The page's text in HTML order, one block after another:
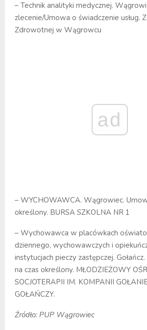
– Technik analityki medycznej.
zlecenie/Umowa o świadczenie usług.
Zdrowotnej w Wągrowcu
ad
– WYCHOWAWCA. Wągrowiec.
określony. BURSA SZKOLNA NR 1
– Wychowawca w placówkach
dziennego, wychowawczych i
instytucjach pieczy zastępczej.
na czas określony. MŁODZIEŻOWY
SOCJOTERAPII IM. KOMPANII
GOŁAŃCZY.
Źródło: PUP Wągrowiec